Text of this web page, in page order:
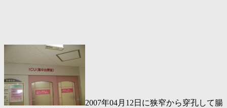
2007年04月12日に狭窄から穿孔して腸